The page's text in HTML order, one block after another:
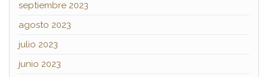
septiembre 2023
agosto 2023
julio 2023
junio 2023